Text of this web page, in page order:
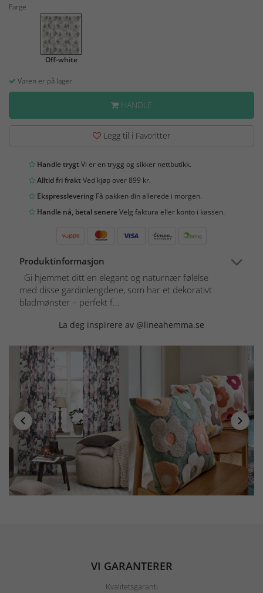
Farge
Off-white
Varen er på lager
HANDLE
Legg til i Favoritter
Handle trygtVi er en trygg og sikker nettbutikk.
Alltid fri fraktVed kjøp over 899 kr.
Ekspresslevering Få pakken din allerede i morgen.
Handle nå, betal senereVelg faktura eller konto i kassen.
Produktinformasjon
Gi hjemmet ditt en elegant og naturnær følelse
med disse gardinlengdene, som har et dekorativt
bladmønster – perfekt f...
La deg inspirere av @lineahemma.se
VI GARANTERER
Kvalitetsgaranti